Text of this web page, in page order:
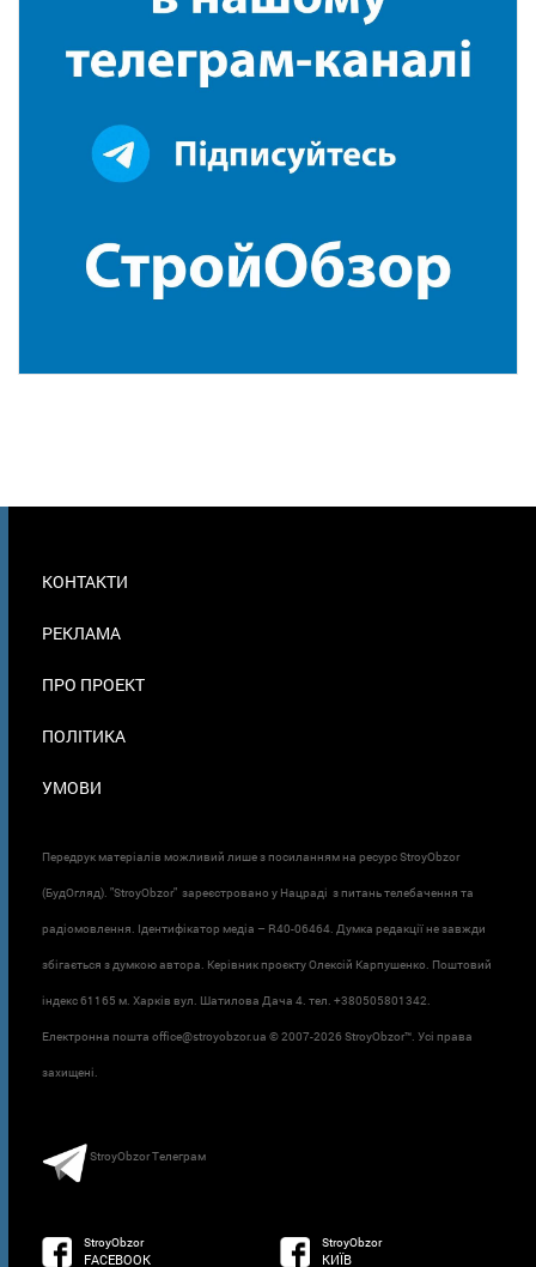
В
КОНТАКТИ
РЕКЛАМА
ПРО ПРОЕКТ
ПОЛІТИКА
УМОВИ
Передрук матеріалів можливий лише з посиланням на ресурс StroyObzor
(БудОгляд). "StroyObzor" зареєстровано у Нацраді з питань телебачення та
радіомовлення. Ідентифікатор медіа – R40-06464. Думка редакції не завжди
збігається з думкою автора. Керівник проєкту Олексій Карпушенко. Поштовий
індекс 61165 м. Харків вул. Шатилова Дача 4. тел. +380505801342.
Електронна пошта office@stroyobzor.ua © 2007-2026 StroyObzor™. Усі права
захищені.
StroyObzor Телеграм
StroyObzor
FACEBOOK
StroyObzor
КИЇВ